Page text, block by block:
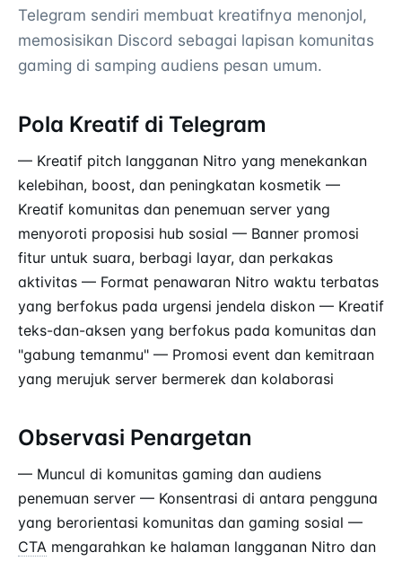
Telegram sendiri membuat kreatifnya menonjol,
memosisikan Discord sebagai lapisan komunitas
gaming di samping audiens pesan umum.
Pola Kreatif di Telegram
— Kreatif pitch langganan Nitro yang menekankan
kelebihan, boost, dan peningkatan kosmetik —
Kreatif komunitas dan penemuan server yang
menyoroti proposisi hub sosial — Banner promosi
fitur untuk suara, berbagi layar, dan perkakas
aktivitas — Format penawaran Nitro waktu terbatas
yang berfokus pada urgensi jendela diskon — Kreatif
teks-dan-aksen yang berfokus pada komunitas dan
"gabung temanmu" — Promosi event dan kemitraan
yang merujuk server bermerek dan kolaborasi
Observasi Penargetan
— Muncul di komunitas gaming dan audiens
penemuan server — Konsentrasi di antara pengguna
yang berorientasi komunitas dan gaming sosial —
CTA mengarahkan ke halaman langganan Nitro dan